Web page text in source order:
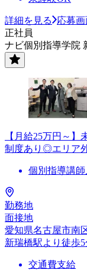
詳細を見る
応募
正社員
ナビ個別指導学院
【月給25万円～
制度あり◎エリア
個別指導講師
勤務地
面接地
愛知県名古屋市南
新瑞橋駅より徒歩5
交通費支給